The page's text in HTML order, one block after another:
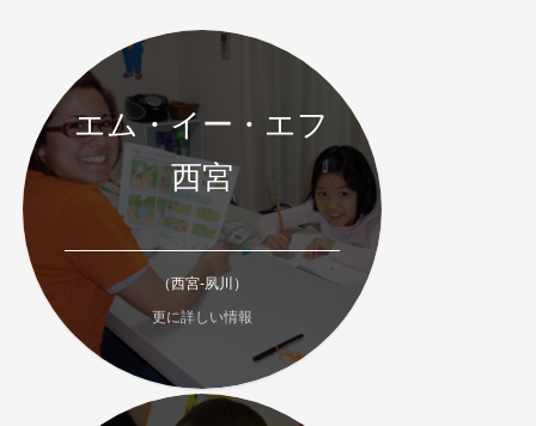
エム・イー・エフ
西宮
（西宮-夙川）
更に詳しい情報